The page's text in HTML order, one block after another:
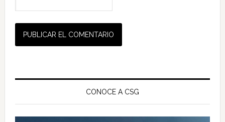
Barra
principal
CONOCE A CSG